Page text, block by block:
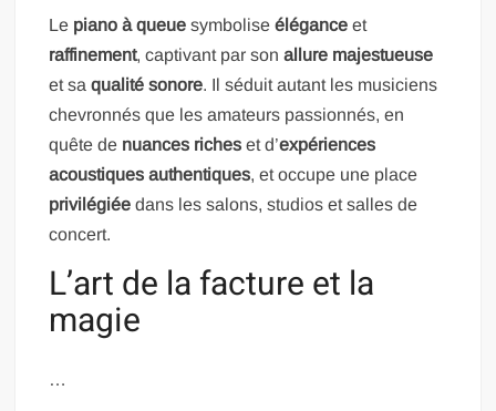
Le piano à queue symboliseélégance et
raffinement, captivant par sonallure majestueuse
et saqualité sonore. Il séduit autant les musiciens
chevronnés que les amateurs passionnés, en
quête de nuances riches et d’expériences
acoustiques authentiques, et occupe une place
privilégiée dans les salons, studios et salles de
concert.
L’art de la facture et la
magie
…